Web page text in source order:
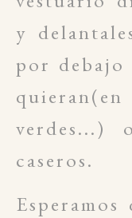
y
por debajo
verdes...)
caseros.